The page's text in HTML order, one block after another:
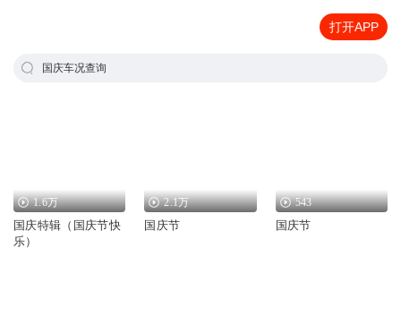
打开APP
国庆车况查询
1.6万
国庆特辑（国庆节快
乐）
2.1万
国庆节
543
国庆节